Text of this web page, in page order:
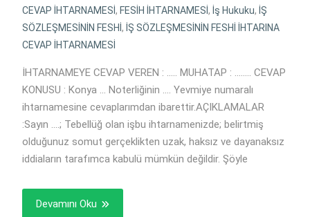
CEVAP İHTARNAMESİ , FESİH İHTARNAMESİ , İş Hukuku, İŞ
SÖZLEŞMESİNİN FESHİ , İŞ SÖZLEŞMESİNİN FESHİ İHTARINA
CEVAP İHTARNAMESİ
İHTARNAMEYE CEVAP VEREN : ….. MUHATAP : …….. CEVAP
KONUSU : Konya … Noterliğinin …. Yevmiye numaralı
ihtarnamesine cevaplarımdan ibarettir.AÇIKLAMALAR
:Sayın ….; Tebellüğ olan işbu ihtarnamenizde; belirtmiş
olduğunuz somut gerçeklikten uzak, haksız ve dayanaksız
iddiaların tarafımca kabulü mümkün değildir. Şöyle
Devamını Oku